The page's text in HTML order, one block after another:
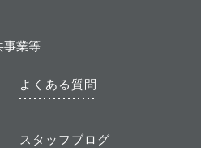
事業等
よくある質問
スタッフブログ